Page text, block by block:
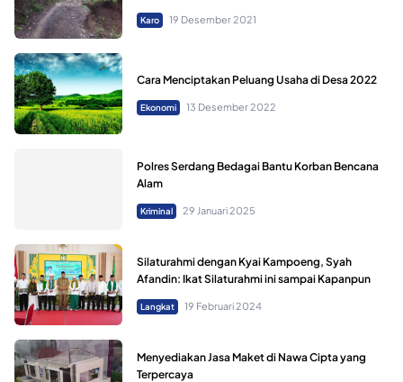
Karo 19 Desember 2021
Cara Menciptakan Peluang Usaha di Desa 2022
Ekonomi 13 Desember 2022
Polres Serdang Bedagai Bantu Korban Bencana
Alam
Kriminal 29 Januari 2025
Silaturahmi dengan Kyai Kampoeng, Syah
Afandin: Ikat Silaturahmi ini sampai Kapanpun
Langkat 19 Februari 2024
Menyediakan Jasa Maket di Nawa Cipta yang
Terpercaya